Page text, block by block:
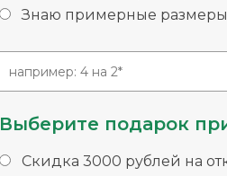
Знаю примерные размеры
Выберите подарок
Скидка 3000 рублей на